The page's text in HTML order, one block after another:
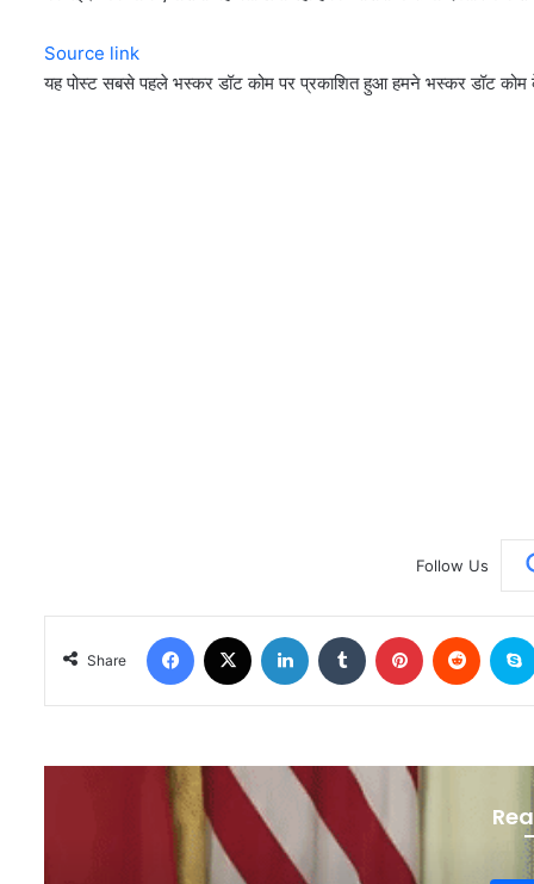
Source link
यह पोस्ट सबसे पहले भस्कर डॉट कोम पर प्रकाशित हुआ हमने भस्कर डॉट
Follow Us
Share